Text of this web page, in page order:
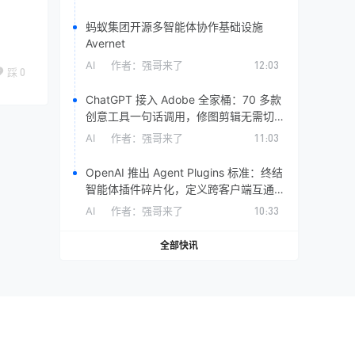
踩 0
蚂蚁集团开源多智能体协作基础设施
Avernet
AI 作者： 强哥来了 12:03
ChatGPT 接入 Adobe 全家桶：70 多款
创意工具一句话调用，修图剪辑无需切换
软件
AI 作者： 强哥来了 11:03
OpenAI 推出 Agent Plugins 标准：终结
智能体插件碎片化，定义跨客户端互通规
范
AI 作者： 强哥来了 10:33
全部快讯